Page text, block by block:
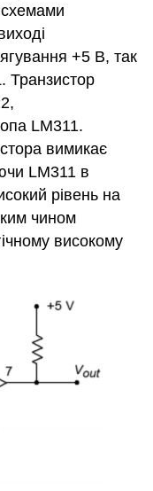
схемами
+5 В, так
Транзистор
LM311.
вимикає
LM311 в
рівень на
чином
високому